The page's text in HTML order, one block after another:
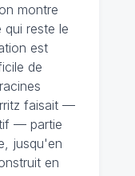
montre
qui reste le
est
de
faisait —
— partie
jusqu'en
en